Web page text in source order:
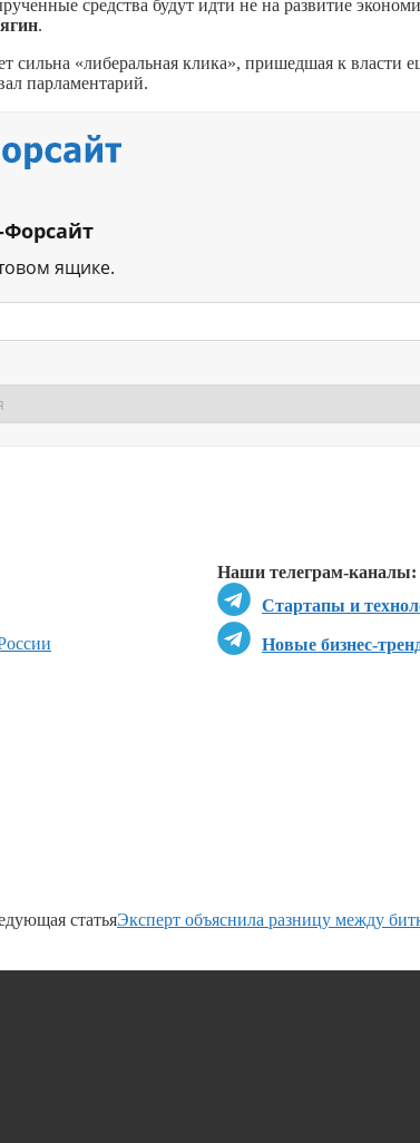
средства будут идти не на развитие
.
сильна «либеральная клика», пришедшая к власти
парламентарий.
ящике.
Наши телеграм-каналы:
Стартапы и
Новые бизнес-
статьяЭксперт объяснила разницу между